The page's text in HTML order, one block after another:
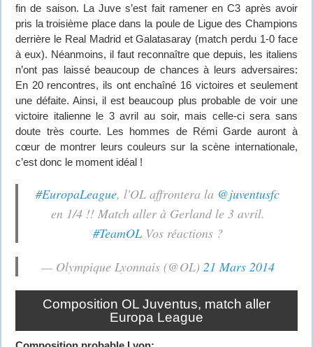
fin de saison. La Juve s’est fait ramener en C3 après avoir
pris la troisième place dans la poule de Ligue des Champions
derrière le Real Madrid et Galatasaray (match perdu 1-0 face
à eux). Néanmoins, il faut reconnaître que depuis, les italiens
n’ont pas laissé beaucoup de chances à leurs adversaires:
En 20 rencontres, ils ont enchaîné 16 victoires et seulement
une défaite. Ainsi, il est beaucoup plus probable de voir une
victoire italienne le 3 avril au soir, mais celle-ci sera sans
doute très courte. Les hommes de Rémi Garde auront à
cœur de montrer leurs couleurs sur la scène internationale,
c’est donc le moment idéal !
#EuropaLeague, l'OL affrontera la @juventusfc
en 1/4 !! Match aller à Gerland le 3 avril.
#TeamOLVos réactions ?
— Olympique Lyonnais (@OL) 21 Mars 2014
Composition OL Juventus, match aller
Europa League